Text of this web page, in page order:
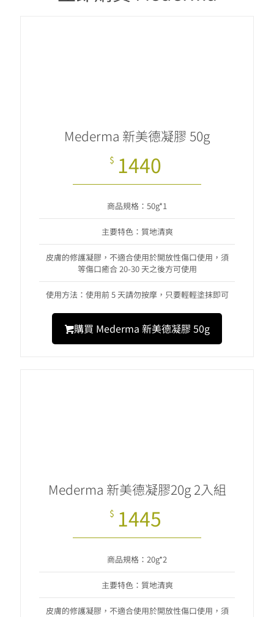
Mederma 新美德凝膠 50g
$ 1440
商品規格：50g*1
主要特色：質地清爽
皮膚的修護凝膠，不適合使用於開放性傷口使用，須
等傷口癒合 20-30 天之後方可使用
使用方法：使用前 5 天請勿按摩，只要輕輕塗抹即可
購買 Mederma 新美德凝膠 50g
Mederma 新美德凝膠20g 2入組
$ 1445
商品規格：20g*2
主要特色：質地清爽
皮膚的修護凝膠，不適合使用於開放性傷口使用，須